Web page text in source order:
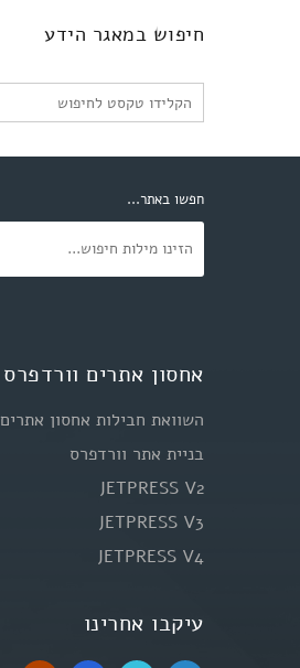
חיפוש במאגר הידע
חיפוש
חפשו באתר...
אחסון אתרים וורדפרס
השוואת חבילות אחסון אתרים
בניית אתר וורדפרס
JETPRESS V2
JETPRESS V3
JETPRESS V4
עיקבו אחרינו